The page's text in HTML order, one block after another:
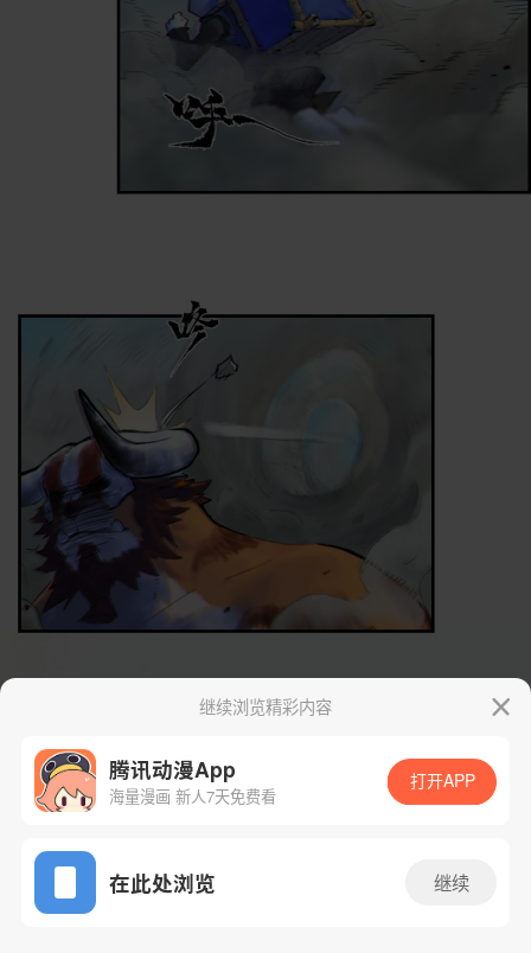
App免费看
继续浏览精彩内容
腾讯动漫App
海量漫画 新人7天免费看
打开APP
在此处浏览 继续